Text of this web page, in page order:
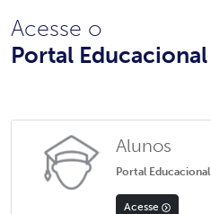
Acesse o
Portal Educacional
Alunos
Portal Educacional
Acesse